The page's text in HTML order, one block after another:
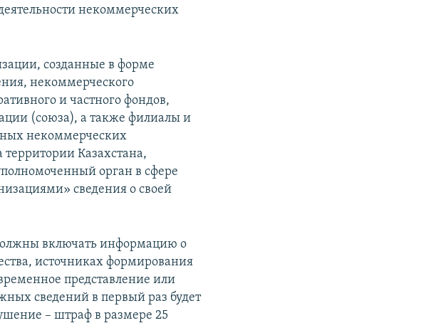
некоммерческих
созданные в форме
некоммерческого
и частного фондов,
(союза), а также филиалы и
некоммерческих
Казахстана,
орган в сфере
сведения о своей
включать информацию о
источниках формирования
представление или
сведений в первый раз будет
– штраф в размере 25